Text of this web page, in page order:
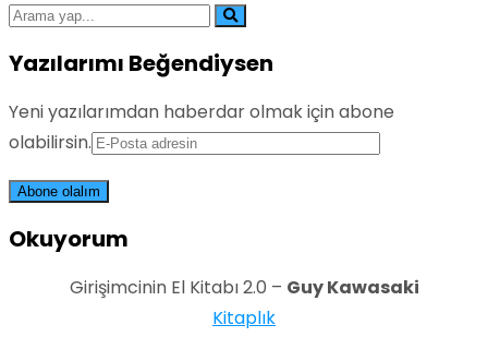
Yazılarımı Beğendiysen
Yeni yazılarımdan haberdar olmak için abone
olabilirsin.
Okuyorum
Girişimcinin El Kitabı 2.0 – Guy Kawasaki
Kitaplık